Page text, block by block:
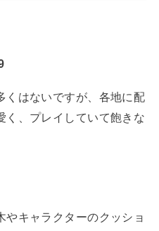
くはないですが、各地に配
く、プレイしていて飽きな
キャラクターのクッショ